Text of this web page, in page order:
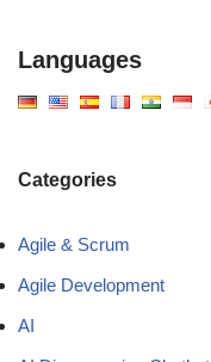
Languages
Categories
Agile & Scrum
Agile Development
AI